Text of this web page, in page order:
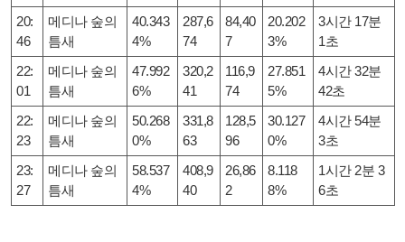
20:
46
메디나 숲의
틈새
40.343
4%
287,6
74
84,40
7
20.202
3%
3시간 17분
1초
22:
01
메디나 숲의
틈새
47.992
6%
320,2
41
116,9
74
27.851
5%
4시간 32분
42초
22:
23
메디나 숲의
틈새
50.268
0%
331,8
63
128,5
96
30.127
0%
4시간 54분
3초
23:
27
메디나 숲의
틈새
58.537
4%
408,9
40
26,86
2
8.118
8%
1시간 2분 3
6초